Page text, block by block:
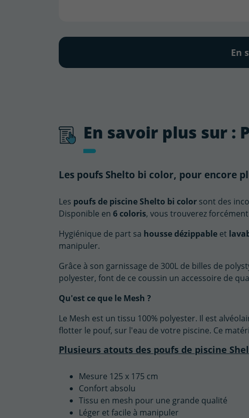
En
En savoir plus sur :
Les poufs Shelto bi color, pour encore
Les poufs de piscine Shelto bi color sont des
Disponible en 6 coloris, vous trouverez
Hygiénique de part sa housse dézippable et
manipuler.
Grâce à son garnissage de 300L de billes de
polyester, font de ce coussin un accessoire de
Qu'est ce que le Mesh ?
Le Mesh est un tissu 100% polyester. Il est
flotter le pouf, sur l'eau de votre piscine. Ce
Plusieurs atouts des poufs de piscine
Mesure 125 x 175 cm
Confort absolu
Tissu en mesh pour une grande qualité
Léger et facile à manipuler